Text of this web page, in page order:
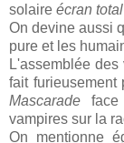
solaire écran total
On devine aussi
pure et les
L'assemblée
fait furieusement
Mascarade
vampires sur la
On mentionne